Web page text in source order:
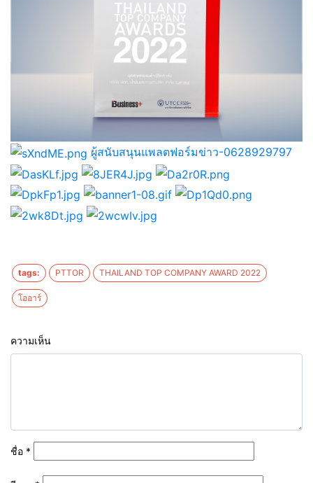
ผู้สนับสนุนแพลตฟอร์มข่าว-0628929797
tags: PTTOR THAILAND TOP COMPANY AWARD 2022
โออาร์
ความเห็น
ชื่อ *